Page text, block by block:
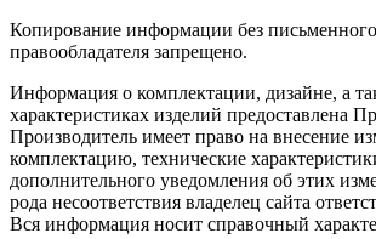
Копирование информации без письменного
правообладателя запрещено.
Информация о комплектации, дизайне, а
характеристиках изделий предоставлена
Производитель имеет право на внесение
комплектацию, технические
дополнительного уведомления об этих
рода несоответствия владелец сайта
Вся информация носит справочный